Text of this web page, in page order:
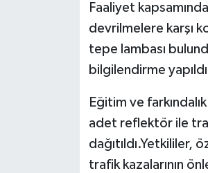
Faaliyet
devrilmelere karşı
tepe lambası
bilgilendirme
Eğitim ve
adet reflektör ile
dağıtıldı.Yetkililer,
trafik kazalarının